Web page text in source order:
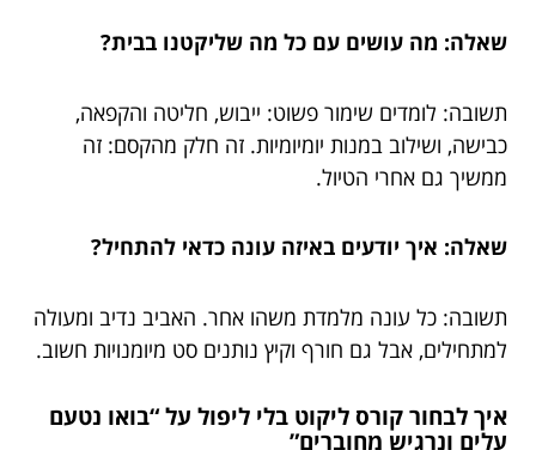
שאלה: מה עושים עם כל מה שליקטנו בבית?
תשובה: לומדים שימור פשוט: ייבוש, חליטה והקפאה,
כבישה, ושילוב במנות יומיומיות. זה חלק מהקסם: זה
ממשיך גם אחרי הטיול.
שאלה: איך יודעים באיזה עונה כדאי להתחיל?
תשובה: כל עונה מלמדת משהו אחר. האביב נדיב ומעולה
למתחילים, אבל גם חורף וקיץ נותנים סט מיומנויות חשוב.
איך לבחור קורס ליקוט בלי ליפול על “בואו נטעם
עלים ונרגיש מחוברים”